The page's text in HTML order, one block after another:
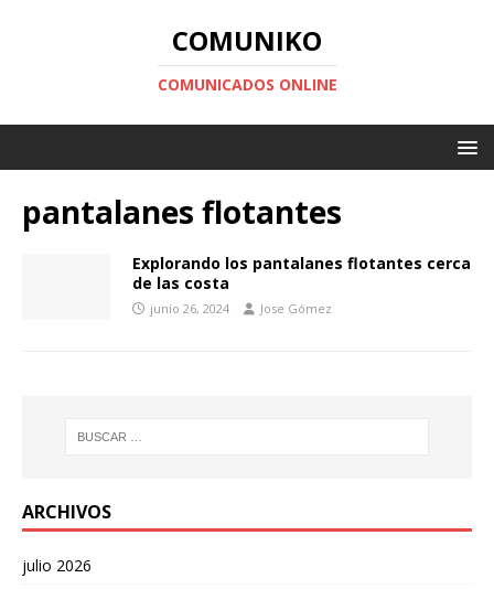
COMUNIKO
COMUNICADOS ONLINE
pantalanes flotantes
Explorando los pantalanes flotantes cerca
de las costa
junio 26, 2024 Jose Gómez
ARCHIVOS
julio 2026